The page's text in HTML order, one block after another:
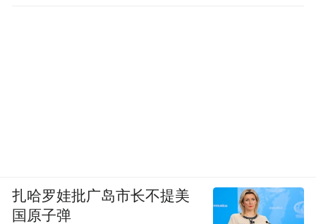
扎哈罗娃批广岛市长不提美
国原子弹